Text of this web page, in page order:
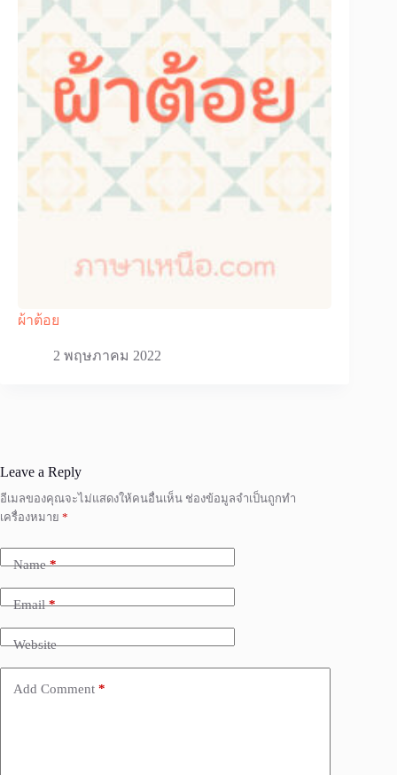
ผ้าต้อย
2 พฤษภาคม 2022
Leave a Reply
อีเมลของคุณจะไม่แสดงให้คนอื่นเห็น ช่องข้อมูลจำเป็นถูกทำ
เครื่องหมาย *
Name*
Email*
Website
Add Comment *